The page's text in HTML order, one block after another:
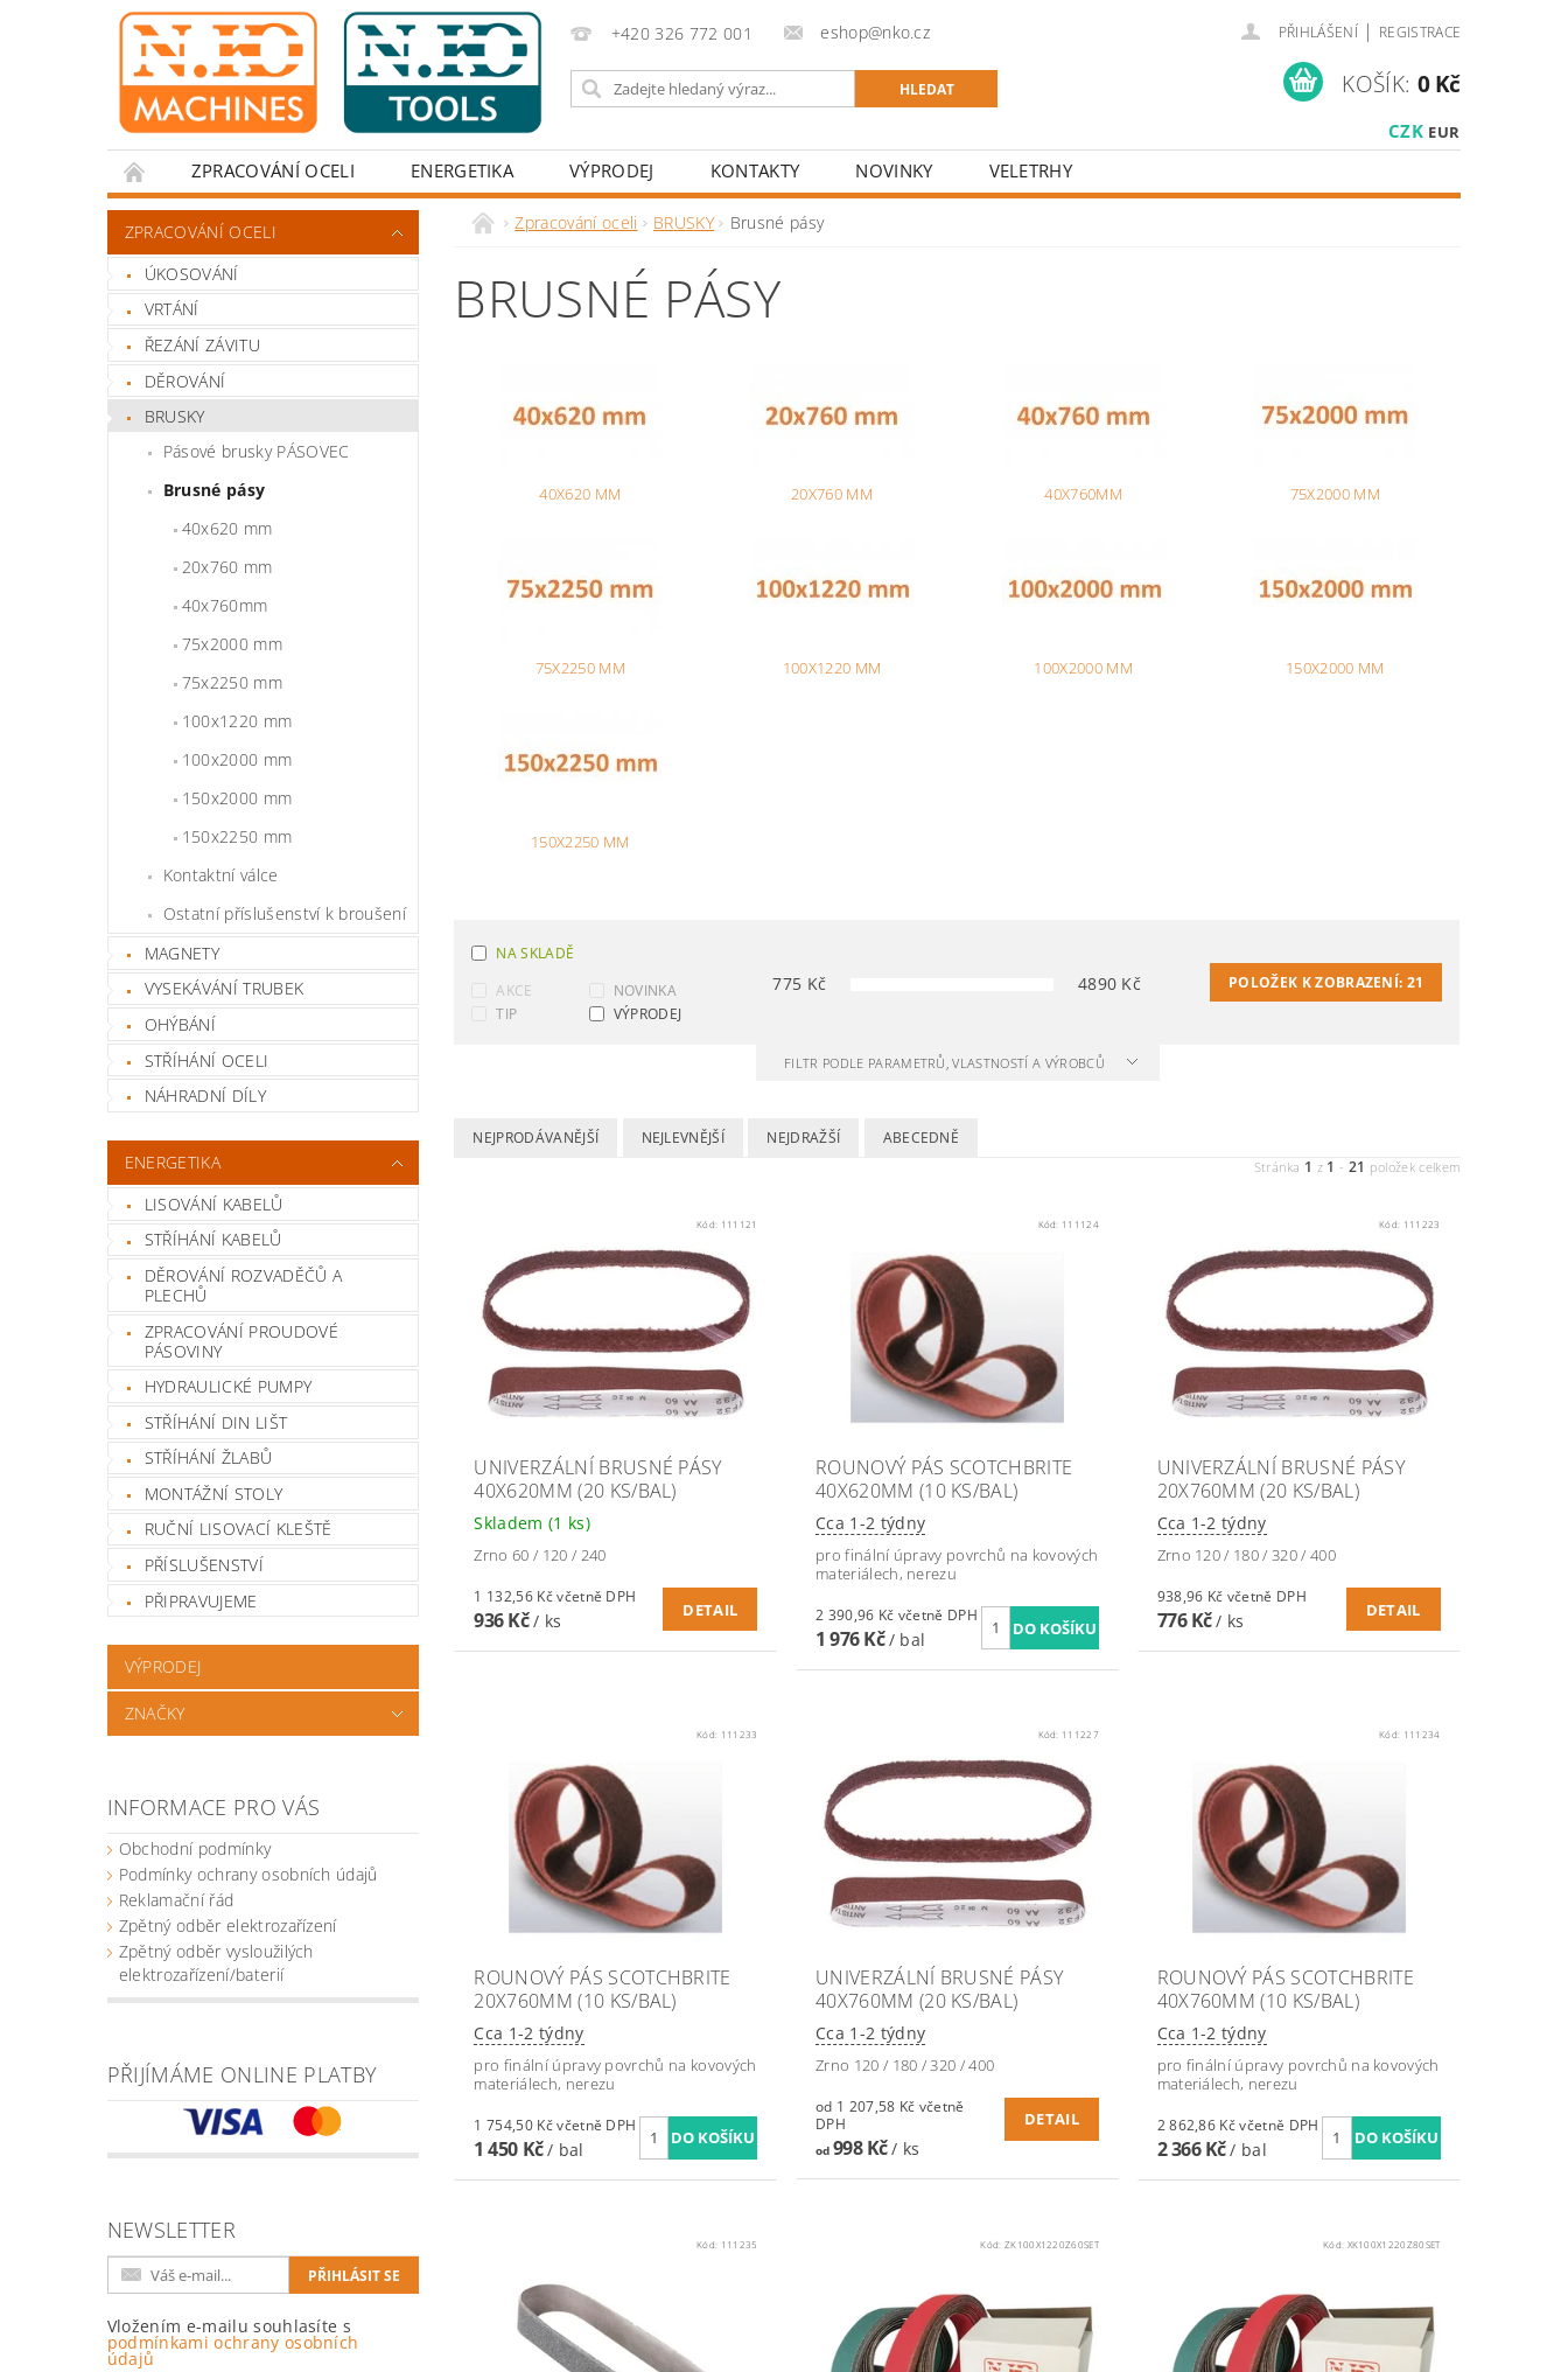
+420 326 772 001 eshop@nko.cz PŘIHLÁŠENÍ | REGISTRACE
CZK EUR
KOŠÍK: 0 Kč
ZPRACOVÁNÍ OCELI ENERGETIKA VÝPRODEJ KONTAKTY NOVINKY VELETRHY
ZPRACOVÁNÍ OCELI
ÚKOSOVÁNÍ
VRTÁNÍ
ŘEZÁNÍ ZÁVITU
DĚROVÁNÍ
BRUSKY
Pásové brusky PÁSOVEC
Brusné pásy
40x620 mm
20x760 mm
40x760mm
75x2000 mm
75x2250 mm
100x1220 mm
100x2000 mm
150x2000 mm
150x2250 mm
Kontaktní válce
Ostatní příslušenství k broušení
MAGNETY
VYSEKÁVÁNÍ TRUBEK
OHÝBÁNÍ
STŘÍHÁNÍ OCELI
NÁHRADNÍ DÍLY
ENERGETIKA
LISOVÁNÍ KABELŮ
STŘÍHÁNÍ KABELŮ
DĚROVÁNÍ ROZVADĚČŮ A
PLECHŮ
ZPRACOVÁNÍ PROUDOVÉ
PÁSOVINY
HYDRAULICKÉ PUMPY
STŘÍHÁNÍ DIN LIŠT
STŘÍHÁNÍ ŽLABŮ
MONTÁŽNÍ STOLY
RUČNÍ LISOVACÍ KLEŠTĚ
PŘÍSLUŠENSTVÍ
PŘIPRAVUJEME
VÝPRODEJ
ZNAČKY
INFORMACE PRO VÁS
Obchodní podmínky
Podmínky ochrany osobních údajů
Reklamační řád
Zpětný odběr elektrozařízení
Zpětný odběr vysloužilých
elektrozařízení/baterií
PŘIJÍMÁME ONLINE PLATBY
NEWSLETTER
Vložením e-mailu souhlasíte s
podmínkami ochrany osobních
údajů
Zpracování oceli BRUSKY Brusné pásy
BRUSNÉ PÁSY
40X620 MM 20X760 MM 40X760MM 75X2000 MM
75X2250 MM 100X1220 MM 100X2000 MM 150X2000 MM
150X2250 MM
NA SKLADĚ
AKCE
NOVINKA
TIP
VÝPRODEJ
775 Kč 4890 Kč POLOŽEK K ZOBRAZENÍ: 21
FILTR PODLE PARAMETRŮ, VLASTNOSTÍ A VÝROBCŮ
NEJPRODÁVANĚJŠÍ NEJLEVNĚJŠÍ NEJDRAŽŠÍ ABECEDNĚ
Stránka 1 z 1 - 21 položek celkem
Kód: 111121
UNIVERZÁLNÍ BRUSNÉ PÁSY
40X620MM (20 KS/BAL)
Skladem (1 ks)
Zrno 60 / 120 / 240
1 132,56 Kč včetně DPH
936 Kč/ ks
DETAIL
Kód: 111124
ROUNOVÝ PÁS SCOTCHBRITE
40X620MM (10 KS/BAL)
Cca 1-2 týdny
pro finální úpravy povrchů na kovových
materiálech, nerezu
2 390,96 Kč včetně DPH
1 976 Kč/ bal
Kód: 111223
UNIVERZÁLNÍ BRUSNÉ PÁSY
20X760MM (20 KS/BAL)
Cca 1-2 týdny
Zrno 120 / 180 / 320 / 400
938,96 Kč včetně DPH
776 Kč/ ks
DETAIL
Kód: 111233
ROUNOVÝ PÁS SCOTCHBRITE
20X760MM (10 KS/BAL)
Cca 1-2 týdny
pro finální úpravy povrchů na kovových
materiálech, nerezu
1 754,50 Kč včetně DPH
1 450 Kč/ bal
Kód: 111227
UNIVERZÁLNÍ BRUSNÉ PÁSY
40X760MM (20 KS/BAL)
Cca 1-2 týdny
Zrno 120 / 180 / 320 / 400
od 1 207,58 Kč včetně
DPH
od998 Kč/ ks
DETAIL
Kód: 111234
ROUNOVÝ PÁS SCOTCHBRITE
40X760MM (10 KS/BAL)
Cca 1-2 týdny
pro finální úpravy povrchů na kovových
materiálech, nerezu
2 862,86 Kč včetně DPH
2 366 Kč/ bal
Kód: 111235 Kód: ZK100X1220Z60SET Kód: XK100X1220Z80SET